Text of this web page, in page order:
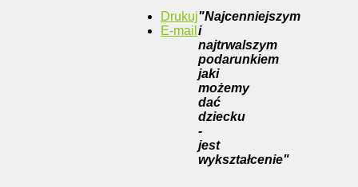
Drukuj
E-mail
"Najcenniejszym
i
najtrwalszym
podarunkiem
jaki
możemy
dać
dziecku
-
jest
wykształcenie"